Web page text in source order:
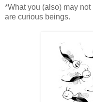
*What you (also) may
are curious beings.